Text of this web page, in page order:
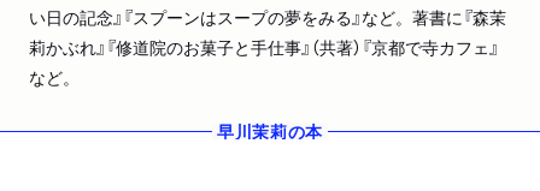
い日の記念』『スプーンはスープの夢をみる』など。著書に『森茉
莉かぶれ』『修道院のお菓子と手仕事』（共著）『京都で寺カフェ』
など。
早川茉莉の本